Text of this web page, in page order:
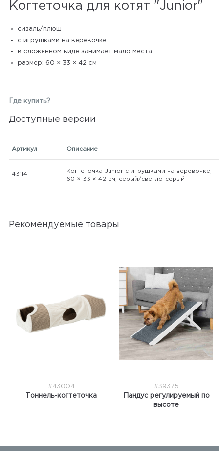
Когтеточка для котят "Junior"
сизаль/плюш
с игрушками на верёвочке
в сложенном виде занимает мало места
размер: 60 × 33 × 42 см
Где купить?
Доступные версии
Артикул Описание
43114
Когтеточка Junior с игрушками на верёвочке,
60 × 33 × 42 см, серый/светло-серый
Рекомендуемые товары
#43004
Тоннель-когтеточка
#39375
Пандус регулируемый по
высоте